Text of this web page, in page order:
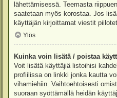
lähettämisessä. Teemasta
saatetaan myös korostaa. Jos
käyttäjän kirjoittamat viestit
Ylös
Kuinka voin lisätä / poistaa
Voit lisätä käyttäjiä listoihisi
profiilissa on linkki jonka kautta
vihamiehiin. Vaihtoehtoisesti
suoraan syöttämällä heidän